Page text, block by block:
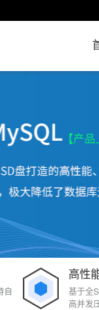
自
高性
基于全
高并发